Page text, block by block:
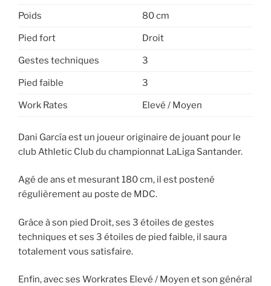
Poids 80 cm
Pied fort Droit
Gestes techniques 3
Pied faible 3
Work Rates Elevé / Moyen
Dani García est un joueur originaire de jouant pour le
club Athletic Club du championnat LaLiga Santander.
Agé de ans et mesurant 180 cm, il est postené
régulièrement au poste de MDC.
Grâce à son pied Droit, ses 3 étoiles de gestes
techniques et ses 3 étoiles de pied faible, il saura
totalement vous satisfaire.
Enfin, avec ses Workrates Elevé / Moyen et son général